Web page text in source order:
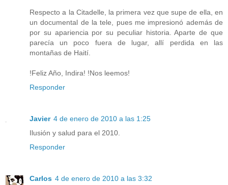
Respecto a la Citadelle, la primera vez que supe de ella, en
un documental de la tele, pues me impresionó además de
por su apariencia por su peculiar historia. Aparte de que
parecía un poco fuera de lugar, allí perdida en las
montañas de Haití.
!Feliz Año, Indira! !Nos leemos!
Responder
Javier 4 de enero de 2010 a las 1:25
Ilusión y salud para el 2010.
Responder
Carlos 4 de enero de 2010 a las 3:32